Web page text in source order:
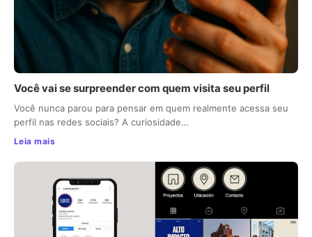
Você vai se surpreender com quem visita seu perfil
Você nunca parou para pensar em quem realmente acessa seu
perfil nas redes sociais? A curiosidade…
Leia mais